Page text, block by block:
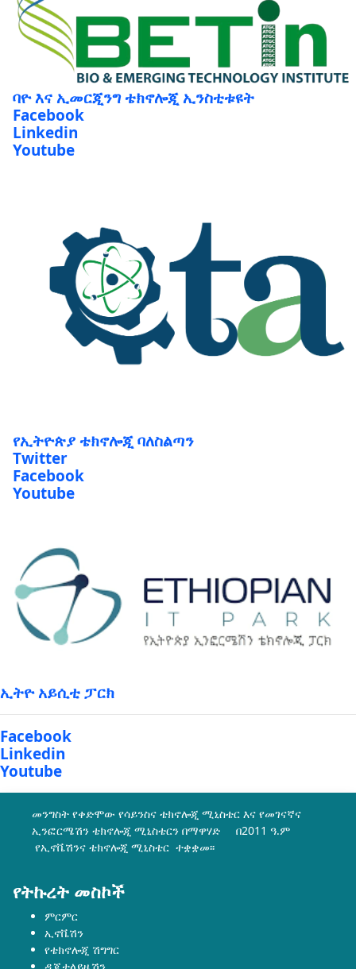
ባዮ እና ኢመርጂንግ ቴክኖሎጂ ኢንስቲቱዩት
Facebook
Linkedin
Youtube
Twitter
Facebook
Youtube
Facebook
Linkedin
Youtube
መንግስት የቀድሞው የሳይንስና ቴክኖሎጂ ሚኒስቴር እና የመገናኛና
ኢንፎርሜሽን ቴክኖሎጂ ሚኒስቴርን በማዋሃድ በ2011 ዓ.ም
የኢኖቬሽንና ቴክኖሎጂ ሚኒስቴር ተቋቋመ፡፡
ምርምር
ኢኖቬሽን
የቴክኖሎጂ ሽግግር
ዲጂታላይዜሽን